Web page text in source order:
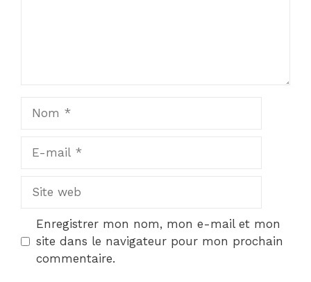
Site
Enregistrer mon nom, mon e-mail et mon
site dans le navigateur pour mon prochain
commentaire.